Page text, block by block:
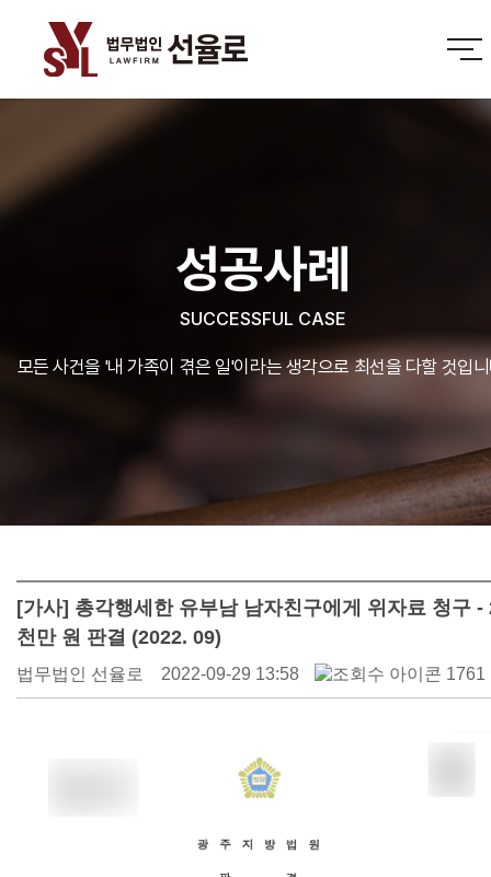
성공사례
SUCCESSFUL CASE
모든 사건을 '내 가족이 겪은 일'이라는 생각으로 최선을 다할 것입
[가사] 총각행세한 유부남 남자친구에게 위자료 청구 -
천만 원 판결 (2022. 09)
법무법인 선율로 2022-09-29 13:58 1761